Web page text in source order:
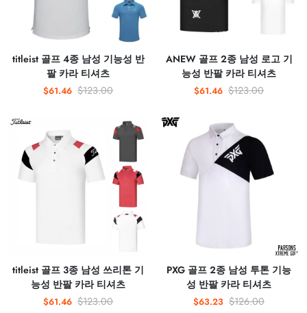
titleist 골프 4종 남성 기능성 반
팔 카라 티셔츠
$61.46 $123.00
ANEW 골프 2종 남성 로고 기
능성 반팔 카라 티셔츠
$61.46 $123.00
titleist 골프 3종 남성 쓰리톤 기
능성 반팔 카라 티셔츠
$61.46 $123.00
PXG 골프 2종 남성 투톤 기능
성 반팔 카라 티셔츠
$63.23 $126.00